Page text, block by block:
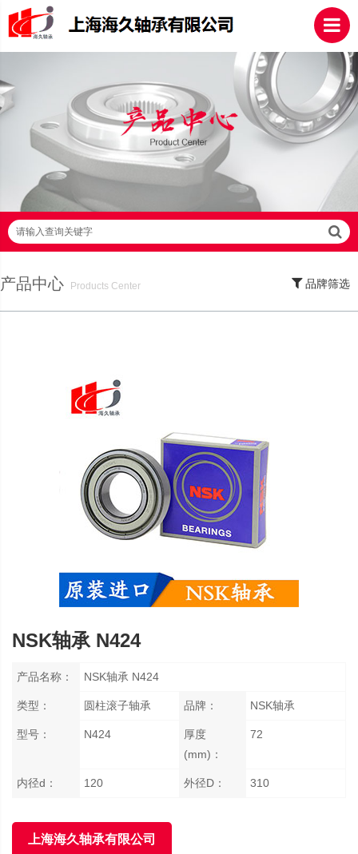
请输入查询关键字
产品中心
Products Center
品牌筛选
NSK轴承 N424
产品名称： NSK轴承 N424
类型： 圆柱滚子轴承 品牌： NSK轴承
型号： N424
厚度
(mm)：
72
内径d： 120 外径D： 310
上海海久轴承有限公司